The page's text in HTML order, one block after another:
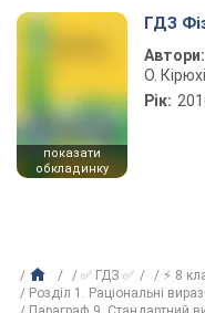
показати
обкладинку
ГДЗ
Автори:
О.
Рік:
✅ ГДЗ ✅ ⚡ 8
Розділ 1. Раціональні